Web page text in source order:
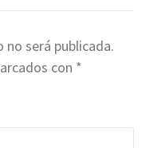
será publicada.
con *